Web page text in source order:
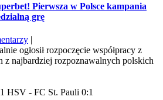
Pierwsza w Polsce kampania
grę
|
ogłosił rozpoczęcie współpracy z
z najbardziej rozpoznawalnych polskich